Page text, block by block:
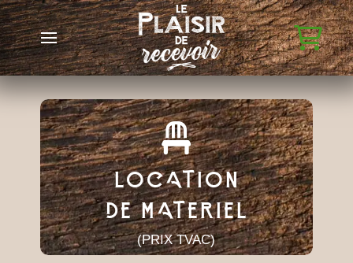
LOCATION
DE MATERIEL
(PRIX TVAC)